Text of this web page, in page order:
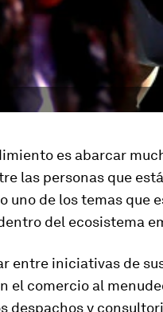
es abarcar
las personas que
uno de los temas que
del ecosistema
entre iniciativas de
el comercio al
despachos y